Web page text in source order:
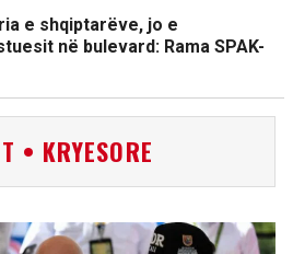
e shqiptarëve, jo e
në bulevard: Rama SPAK-
• KRYESORE